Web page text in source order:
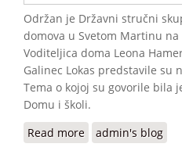
Održan je Državni stručni
domova u Svetom Martinu
Voditeljica doma Leona
Galinec Lokas predstavile su
Tema o kojoj su govorile bila
Domu i školi.
Read more about Predstavili
admin's blog